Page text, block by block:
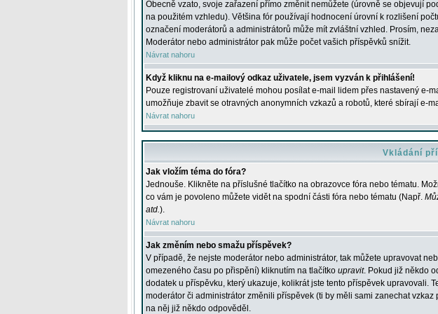
Obecně vzato, svoje zařazení přímo změnit nemůžete (úrovně se objevují
na použitém vzhledu). Většina fór používají hodnocení úrovní k rozlišení
označení moderátorů a administrátorů může mít zvláštní vzhled. Prosím,
Moderátor nebo administrátor pak může počet vašich příspěvků snížit.
Návrat nahoru
Když kliknu na e-mailový odkaz uživatele, jsem vyzván k přihlášení!
Pouze registrovaní uživatelé mohou posílat e-mail lidem přes nastavený e-
umožňuje zbavit se otravných anonymních vzkazů a robotů, které sbírají e-
Návrat nahoru
Vkládání
Jak vložím téma do fóra?
Jednouše. Klikněte na příslušné tlačítko na obrazovce fóra nebo tématu.
co vám je povoleno můžete vidět na spodní části fóra nebo tématu (Např.
atd.).
Návrat nahoru
Jak změním nebo smažu příspěvek?
V případě, že nejste moderátor nebo administrátor, tak můžete upravovat
omezeného času po přispění) kliknutím na tlačítko upravit. Pokud již někdo
dodatek u příspěvku, který ukazuje, kolikrát jste tento příspěvek upravovali.
moderátor či administrátor změnili příspěvek (ti by měli sami zanechat
na něj již někdo odpověděl.